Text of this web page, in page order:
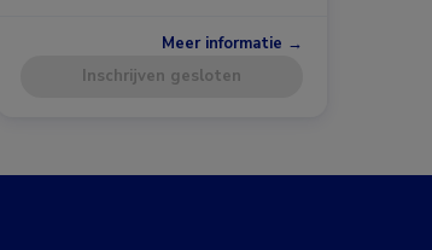
Meer informatie →
Inschrijven gesloten